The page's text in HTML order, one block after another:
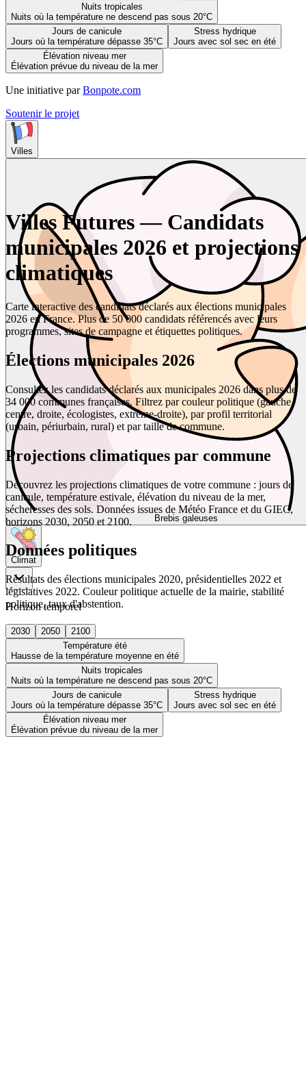
Nuits tropicales
Nuits où la température ne descend pas sous 20°C
Jours de canicule
Jours où la température dépasse 35°C
Stress hydrique
Jours avec sol sec en été
Élévation niveau mer
Élévation prévue du niveau de la mer
Une initiative par Bonpote.com
Soutenir le projet
Villes
Brebis galeuses
Climat
Horizon temporel
2030 2050
2100
Température été
Hausse de la température moyenne en été
Nuits tropicales
Nuits où la température ne descend pas sous 20°C
Jours de canicule
Jours où la température dépasse 35°C
Stress hydrique
Jours avec sol sec en été
Élévation niveau mer
Élévation prévue du niveau de la mer
Villes Futures — Candidats
municipales 2026 et projections
climatiques
Carte interactive des candidats déclarés aux élections municipales
2026 en France. Plus de 50 000 candidats référencés avec leurs
programmes, sites de campagne et étiquettes politiques.
Élections municipales 2026
Consultez les candidats déclarés aux municipales 2026 dans plus de
34 000 communes françaises. Filtrez par couleur politique (gauche,
centre, droite, écologistes, extrême-droite), par profil territorial
(urbain, périurbain, rural) et par taille de commune.
Projections climatiques par commune
Découvrez les projections climatiques de votre commune : jours de
canicule, température estivale, élévation du niveau de la mer,
sécheresses des sols. Données issues de Météo France et du GIEC,
horizons 2030, 2050 et 2100.
Données politiques
Résultats des élections municipales 2020, présidentielles 2022 et
législatives 2022. Couleur politique actuelle de la mairie, stabilité
politique, taux d'abstention.